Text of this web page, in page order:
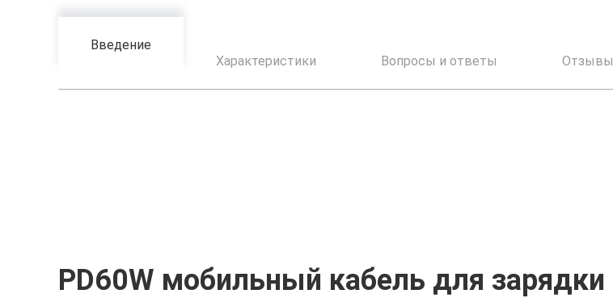
Введение
Характеристики
Вопросы и ответы Отзывы
PD60W мобильный кабель для зарядки